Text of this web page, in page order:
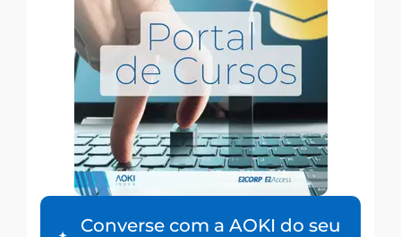
Converse com a AOKI do seu